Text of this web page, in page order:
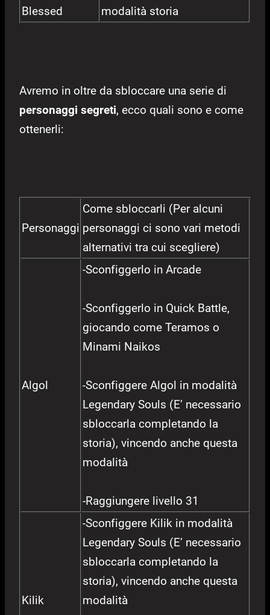
Blessed
modalità storia
Avremo in oltre da sbloccare una serie di
personaggi segreti, ecco quali sono e come
ottenerli:
Personaggi
Come sbloccarli (Per alcuni
personaggi ci sono vari metodi
alternativi tra cui scegliere)
Algol
-Sconfiggerlo in Arcade
-Sconfiggerlo in Quick Battle,
giocando come Teramos o
Minami Naikos
-Sconfiggere Algol in modalità
Legendary Souls (E’ necessario
sbloccarla completando la
storia), vincendo anche questa
modalità
-Raggiungere livello 31
Kilik
-Sconfiggere Kilik in modalità
Legendary Souls (E’ necessario
sbloccarla completando la
storia), vincendo anche questa
modalità